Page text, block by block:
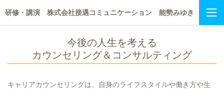
研修・講演 株式会社接遇コミュニケーション 能勢みゆき
今後の人生を考える
カウンセリング＆コンサルティング
キャリアカウンセリングは、自身のライフスタイルや働き方や生